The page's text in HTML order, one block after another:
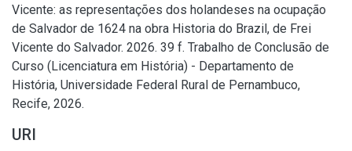
Vicente: as representações dos holandeses na ocupação
de Salvador de 1624 na obra Historia do Brazil, de Frei
Vicente do Salvador. 2026. 39 f. Trabalho de Conclusão de
Curso (Licenciatura em História) - Departamento de
História, Universidade Federal Rural de Pernambuco,
Recife, 2026.
URI